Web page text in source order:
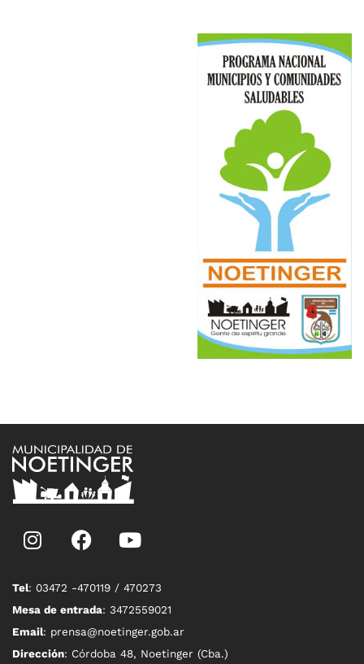
Tel: 03472 -470119 / 470273
Mesa de entrada: 3472559021
Email: prensa@noetinger.gob.ar
Dirección: Córdoba 48, Noetinger (Cba.)